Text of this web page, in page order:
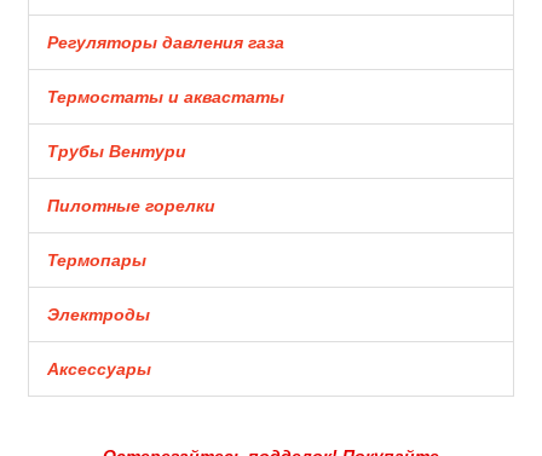
Регуляторы давления газа
Термостаты и аквастаты
Трубы Вентури
Пилотные горелки
Термопары
Электроды
Аксессуары